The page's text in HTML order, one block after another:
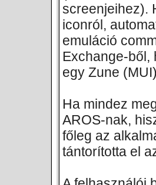
screenjeihez).
iconról,
emuláció
Exchange-ből,
egy Zune
Ha mindez
AROS-nak,
főleg az
tántorította el